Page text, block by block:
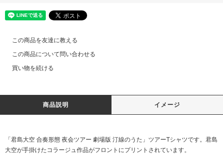
この商品を友達に教える
この商品について問い合わせる
買い物を続ける
商品説明 イメージ
「君島大空 合奏形態 夜会ツアー 劇場版 汀線のうた」ツアーTシャツです。君島
大空が手掛けたコラージュ作品がフロントにプリントされています。